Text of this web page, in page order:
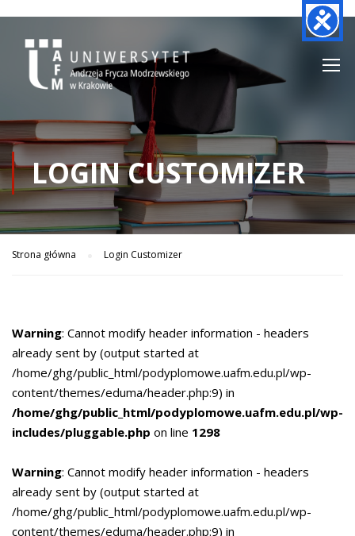
LOGIN CUSTOMIZER
Strona główna Login Customizer
Warning: Cannot modify header information - headers
already sent by (output started at
/home/ghg/public_html/podyplomowe.uafm.edu.pl/wp-
content/themes/eduma/header.php:9) in
/home/ghg/public_html/podyplomowe.uafm.edu.pl/wp-
includes/pluggable.php on line 1298
Warning: Cannot modify header information - headers
already sent by (output started at
/home/ghg/public_html/podyplomowe.uafm.edu.pl/wp-
content/themes/eduma/header.php:9) in